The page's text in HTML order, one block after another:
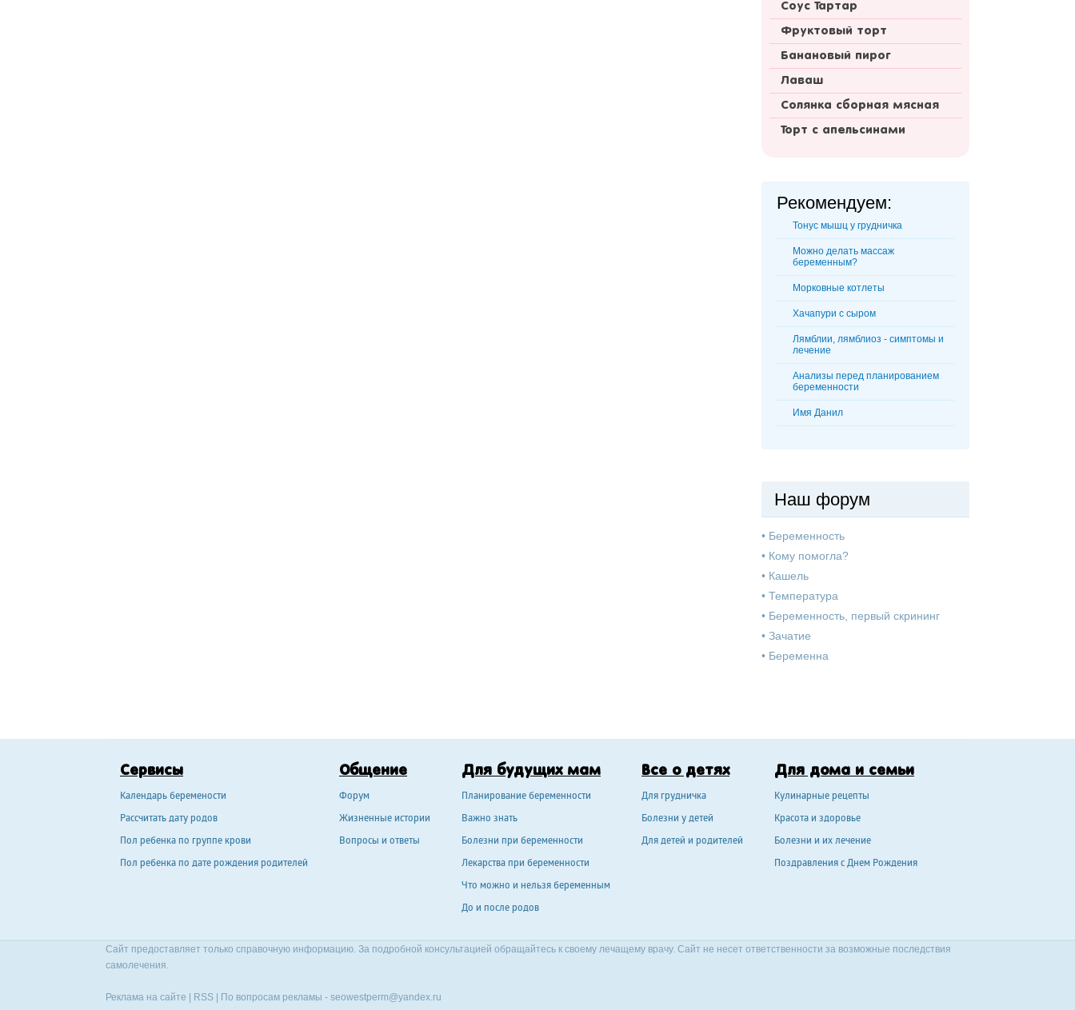
Соус Тартар
Фруктовый торт
Банановый пирог
Лаваш
Солянка сборная мясная
Торт с апельсинами
Рекомендуем:
Тонус мышц у грудничка
Можно делать массаж
беременным?
Морковные котлеты
Хачапури с сыром
Лямблии, лямблиоз - симптомы и
лечение
Анализы перед планированием
беременности
Имя Данил
Наш форум
• Беременность
• Кому помогла?
• Кашель
• Температура
• Беременность, первый скрининг
• Зачатие
• Беременна
Сервисы
Календарь беремености
Рассчитать дату родов
Пол ребенка по группе крови
Пол ребенка по дате рождения родителей
Общение
Форум
Жизненные истории
Вопросы и ответы
Для будущих мам
Планирование беременности
Важно знать
Болезни при беременности
Лекарства при беременности
Что можно и нельзя беременным
До и после родов
Все о детях
Для грудничка
Болезни у детей
Для детей и родителей
Для дома и семьи
Кулинарные рецепты
Красота и здоровье
Болезни и их лечение
Поздравления с Днем Рождения
Сайт предоставляет только справочную информацию. За подробной консультацией обращайтесь к своему лечащему врачу. Сайт не несет ответственности за возможные последствия
самолечения.
Реклама на сайте RSS | По вопросам рекламы - seowestperm@yandex.ru